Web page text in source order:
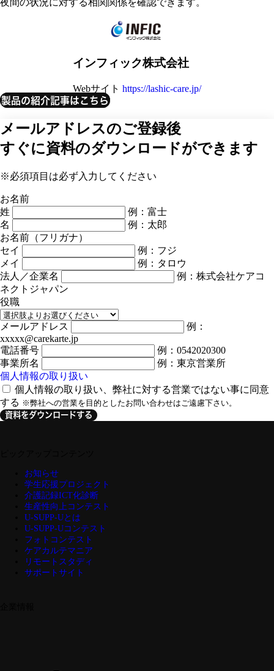
夜間の状況に対する相関関係を確認できます。
インフィック株式会社
Webサイト https://lashic-care.jp/
製品の紹介記事はこちら
メールアドレスのご登録後
すぐに資料のダウンロードができます
※必須項目は必ず入力してください
お名前
姓
例：富士
名
例：太郎
お名前（フリガナ）
セイ
例：フジ
メイ
例：タロウ
法人／企業名
例：株式会社ケアコ
ネクトジャパン
役職
メールアドレス
例：
xxxxx@carekarte.jp
電話番号
例：0542020300
事業所名
例：東京営業所
個人情報の取り扱い
個人情報の取り扱い、弊社に対する営業ではない事に同意
する ※弊社への営業を目的としたお問い合わせはご遠慮下さい。
資料をダウンロードする
お知らせ
学生応援プロジェクト
介護記録ICT化診断
生産性向上コンテスト
U-SUPP-Uとは
U-SUPP-Uコンテスト
フォトコンテスト
ケアカルテマニア
リモートスタディ
サポートサイト